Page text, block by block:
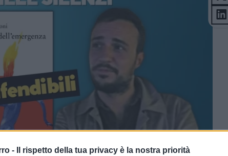
- Il rispetto della tua privacy è la nostra priorità